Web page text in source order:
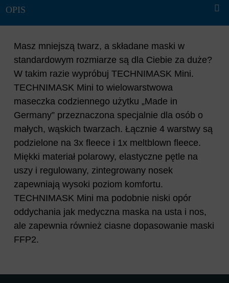
Masz mniejszą twarz, a składane maski w
standardowym rozmiarze są dla Ciebie za duże?
W takim razie wypróbuj TECHNIMASK Mini.
TECHNIMASK Mini to wielowarstwowa
maseczka codziennego użytku „Made in
Germany” przeznaczona specjalnie dla osób o
małych, wąskich twarzach. Łącznie 4 warstwy są
podzielone na 3x fleece i 1x meltblown fleece.
Miękki materiał polarowy, elastyczne pętle na
uszy i regulowany, zintegrowany nosek
zapewniają wysoki poziom komfortu.
TECHNIMASK Mini ma podobnie niski opór
oddychania jak medyczna maska ​​na usta i nos,
ale zapewnia również ciasne dopasowanie maski
FFP2.